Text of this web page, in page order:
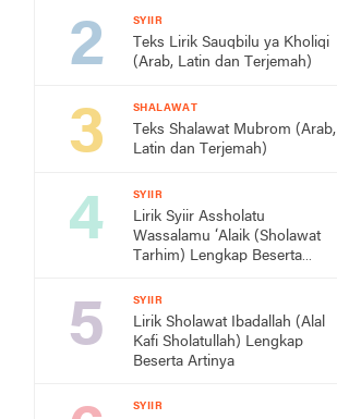
SYIIR
Teks Lirik Sauqbilu ya Kholiqi
(Arab, Latin dan Terjemah)
SHALAWAT
Teks Shalawat Mubrom (Arab,
Latin dan Terjemah)
SYIIR
Lirik Syiir Assholatu
Wassalamu ‘Alaik (Sholawat
Tarhim) Lengkap Beserta
SYIIR
Lirik Sholawat Ibadallah (Alal
Kafi Sholatullah) Lengkap
Beserta Artinya
SYIIR